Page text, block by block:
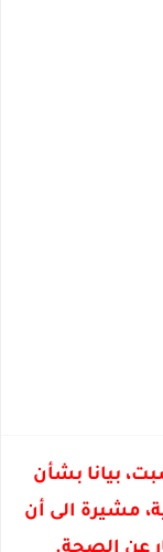
بيانا بشأن
مشيرة الى أن